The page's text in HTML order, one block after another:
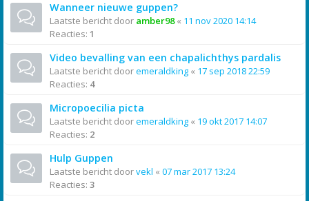
Wanneer nieuwe guppen?
Laatste bericht door amber98« 11 nov 2020 14:14
Reacties: 1
Video bevalling van een chapalichthys pardalis
Laatste bericht dooremeraldking « 17 sep 2018 22:59
Reacties: 4
Micropoecilia picta
Laatste bericht dooremeraldking « 19 okt 2017 14:07
Reacties: 2
Hulp Guppen
Laatste bericht doorvekl « 07 mar 2017 13:24
Reacties: 3